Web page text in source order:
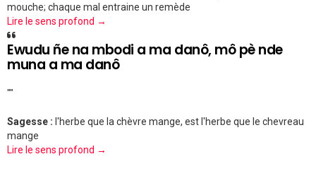
mouche; chaque mal entraine un remède
Lire le sens profond →
Ewudu ñe na mbodi a ma danô, mô pè nde
muna a ma danô
""
Sagesse : l'herbe que la chèvre mange, est l'herbe que le chevreau
mange
Lire le sens profond →